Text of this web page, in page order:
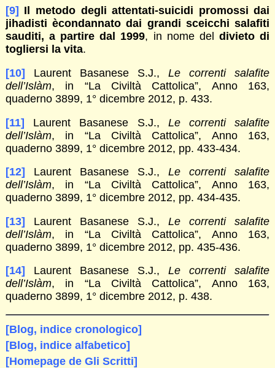
[9] Il
metodo degli attentati-suicidi promossi dai
jihadisti ècondannato dai grandi sceicchi salafiti
sauditi, a partire dal
1999, in nome del divieto di
togliersi la vita.
[10]
Laurent Basanese S.J.,Le correnti salafite
dell’Islàm, in “La Civiltà Cattolica”, Anno 163,
quaderno 3899, 1° dicembre 2012, p. 433.
[11] Laurent Basanese S.J., Le correnti salafite
dell’Islàm, in “La Civiltà Cattolica”, Anno 163,
quaderno 3899, 1° dicembre 2012, pp. 433-434.
[12]
Laurent Basanese S.J.,Le correnti salafite
dell’Islàm, in “La Civiltà Cattolica”, Anno 163,
quaderno 3899, 1° dicembre 2012, pp. 434-435.
[13] Laurent Basanese S.J.,Le correnti salafite
dell’Islàm, in “La Civiltà Cattolica”, Anno 163,
quaderno 3899, 1° dicembre 2012, pp. 435-436.
[14]
Laurent Basanese S.J.,Le correnti salafite
dell’Islàm, in “La Civiltà Cattolica”, Anno 163,
quaderno 3899, 1° dicembre 2012, p. 438.
[Blog, indice cronologico]
[Blog, indice alfabetico]
[Homepage de Gli Scritti]